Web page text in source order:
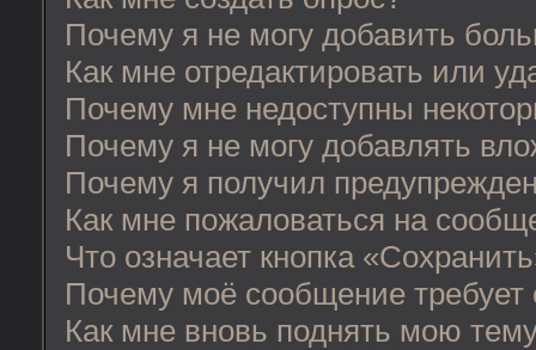
Почему я не могу добавить
Как мне отредактировать или
Почему мне недоступны
Почему я не могу добавлять
Почему я получил
Как мне пожаловаться на
Что означает кнопка
Почему моё сообщение требует
Как мне вновь поднять мою